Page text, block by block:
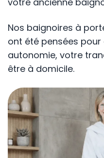
Nos baignoires à
ont été pensées
autonomie, votre
être à domicile.